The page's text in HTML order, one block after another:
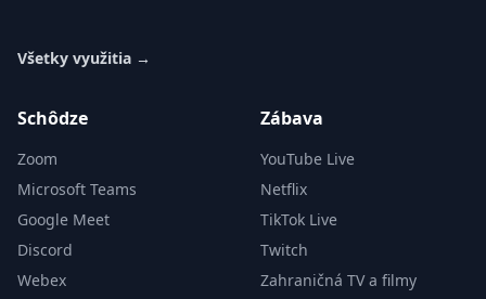
Všetky využitia →
Schôdze
Zoom
Microsoft Teams
Google Meet
Discord
Webex
Zábava
YouTube Live
Netflix
TikTok Live
Twitch
Zahraničná TV a filmy